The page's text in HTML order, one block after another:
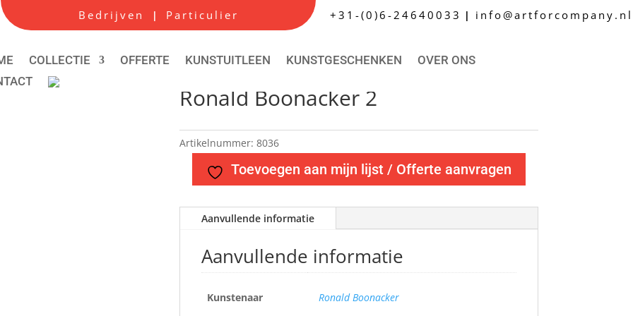
Bedrijven | Particulier
COLLECTIE OFFERTE KUNSTUITLEEN KUNSTGESCHENKEN
OVER ONS
+31-(0)6-24640033 | info@artforcompany.nl
Ronald Boonacker 2
Artikelnummer: 8036
Toevoegen aan mijn lijst / Offerte aanvragen
Aanvullende informatie
Aanvullende informatie
Kunstenaar Ronald Boonacker